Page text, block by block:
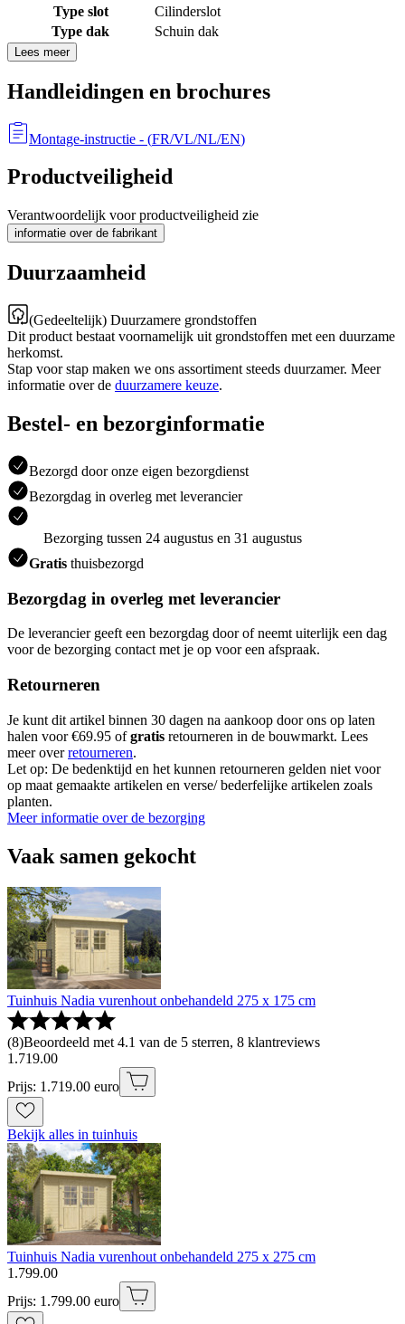
Type slot
Cilinderslot
Type dak
Schuin dak
Lees meer
Handleidingen en brochures
Montage-instructie - (FR/VL/NL/EN)
Productveiligheid
Verantwoordelijk voor productveiligheid zie
informatie over de fabrikant
Duurzaamheid
(Gedeeltelijk) Duurzamere grondstoffen
Dit product bestaat voornamelijk uit grondstoffen met een duurzame
herkomst.
Stap voor stap maken we ons assortiment steeds duurzamer. Meer
informatie over de duurzamere keuze.
Bestel- en bezorginformatie
Bezorgd door onze eigen bezorgdienst
Bezorgdag in overleg met leverancier
Bezorging tussen 24 augustus en 31 augustus
Gratis thuisbezorgd
Bezorgdag in overleg met leverancier
De leverancier geeft een bezorgdag door of neemt uiterlijk een dag
voor de bezorging contact met je op voor een afspraak.
Retourneren
Je kunt dit artikel binnen 30 dagen na aankoop door ons op laten
halen voor €69.95 ofgratis retourneren in de bouwmarkt. Lees
meer overretourneren.
Let op: De bedenktijd en het kunnen retourneren gelden niet voor
op maat gemaakte artikelen en verse/ bederfelijke artikelen zoals
planten.
Meer informatie over de bezorging
Vaak samen gekocht
Tuinhuis Nadia vurenhout onbehandeld 275 x 175 cm
(8)Beoordeeld met 4.1 van de 5 sterren, 8 klantreviews
1 .719.00
Prijs: 1.719.00 euro
Bekijk alles in tuinhuis
Tuinhuis Nadia vurenhout onbehandeld 275 x 275 cm
1 .799.00
Prijs: 1.799.00 euro